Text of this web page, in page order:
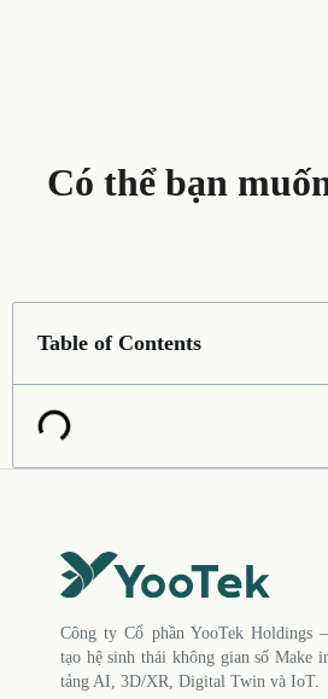
Có thể bạn
Table of Contents
Công ty Cổ phần YooTek Holdings
tạo hệ sinh thái không gian số Make
tảng AI, 3D/XR, Digital Twin và IoT.